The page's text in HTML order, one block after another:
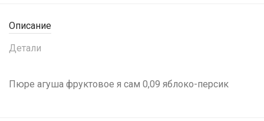
Описание
Детали
Пюре агуша фруктовое я сам 0,09 яблоко-персик